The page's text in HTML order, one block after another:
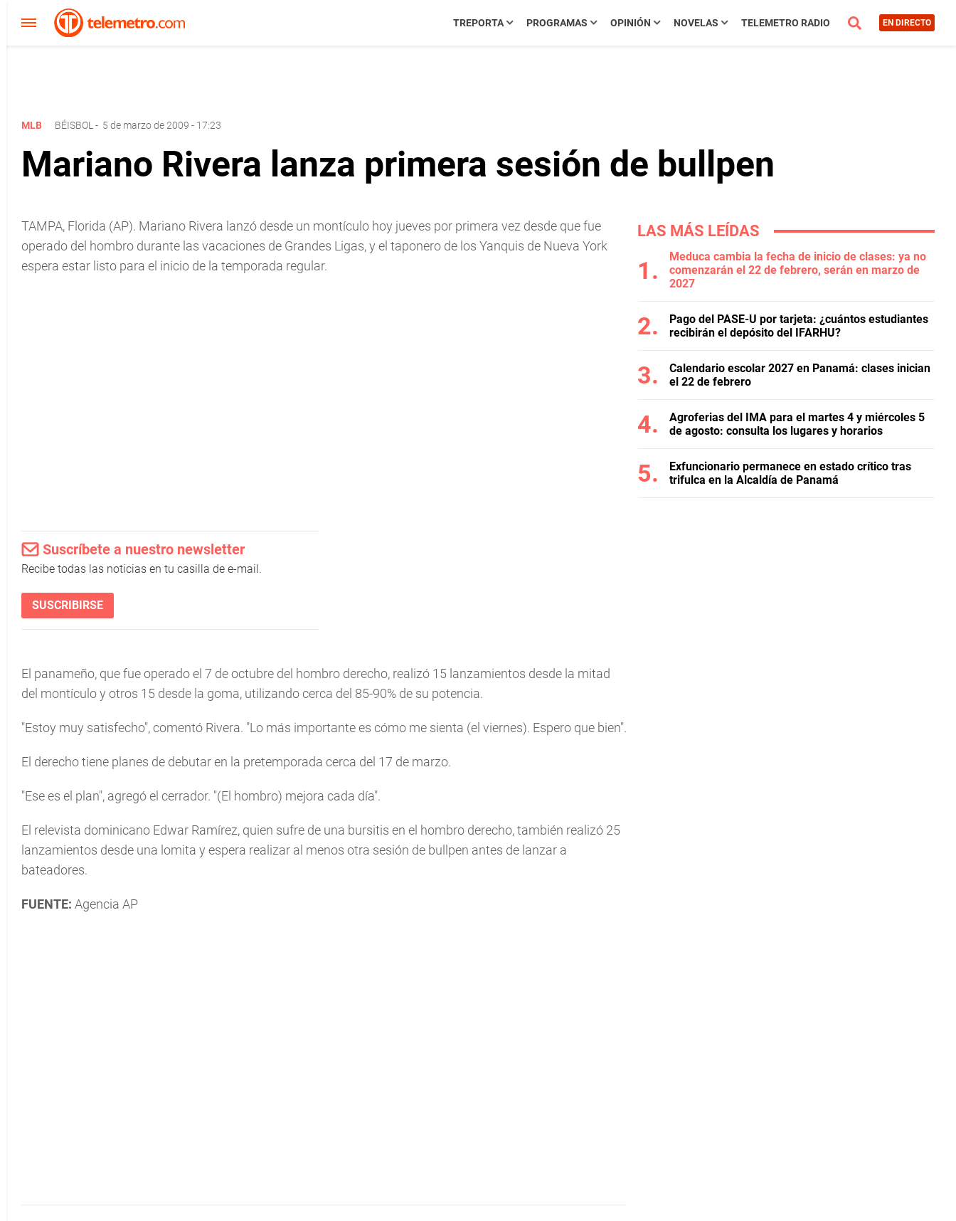
TREPORTA PROGRAMAS OPINIÓN NOVELAS TELEMETRO RADIO EN DIRECTO
MLB BÉISBOL - 5 de marzo de 2009 - 17:23
Mariano Rivera lanza primera sesión de bullpen
TAMPA, Florida (AP). Mariano Rivera lanzó desde un montículo hoy jueves por primera vez desde que fue
operado del hombro durante las vacaciones de Grandes Ligas, y el taponero de los Yanquis de Nueva York
espera estar listo para el inicio de la temporada regular.
Suscríbete a nuestro newsletter
Recibe todas las noticias en tu casilla de e-mail.
SUSCRIBIRSE
El panameño, que fue operado el 7 de octubre del hombro derecho, realizó 15 lanzamientos desde la mitad
del montículo y otros 15 desde la goma, utilizando cerca del 85-90% de su potencia.
"Estoy muy satisfecho", comentó Rivera. "Lo más importante es cómo me sienta (el viernes). Espero que bien".
El derecho tiene planes de debutar en la pretemporada cerca del 17 de marzo.
"Ese es el plan", agregó el cerrador. "(El hombro) mejora cada día".
El relevista dominicano Edwar Ramírez, quien sufre de una bursitis en el hombro derecho, también realizó 25
lanzamientos desde una lomita y espera realizar al menos otra sesión de bullpen antes de lanzar a
bateadores.
FUENTE: Agencia AP
LAS MÁS LEÍDAS
Meduca cambia la fecha de inicio de clases: ya no
comenzarán el 22 de febrero, serán en marzo de
2027
Pago del PASE-U por tarjeta: ¿cuántos estudiantes
recibirán el depósito del IFARHU?
Calendario escolar 2027 en Panamá: clases inician
el 22 de febrero
Agroferias del IMA para el martes 4 y miércoles 5
de agosto: consulta los lugares y horarios
Exfuncionario permanece en estado crítico tras
trifulca en la Alcaldía de Panamá